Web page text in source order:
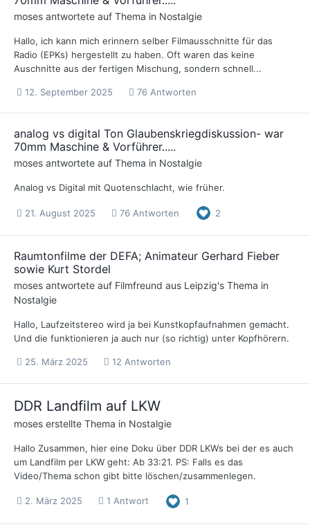
moses antwortete auf Thema in Nostalgie
Hallo, ich kann mich erinnern selber Filmausschnitte für das
Radio (EPKs) hergestellt zu haben. Oft waren das keine
Auschnitte aus der fertigen Mischung, sondern schnell...
12. September 2025 76 Antworten
analog vs digital Ton Glaubenskriegdiskussion- war
70mm Maschine & Vorführer.....
moses antwortete auf Thema in Nostalgie
Analog vs Digital mit Quotenschlacht, wie früher.
21. August 2025 76 Antworten 2
Raumtonfilme der DEFA; Animateur Gerhard Fieber
sowie Kurt Stordel
moses antwortete auf Filmfreund aus Leipzig's Thema in
Nostalgie
Hallo, Laufzeitstereo wird ja bei Kunstkopfaufnahmen gemacht.
Und die funktionieren ja auch nur (so richtig) unter Kopfhörern.
25. März 2025 12 Antworten
DDR Landfilm auf LKW
moses erstellte Thema in Nostalgie
Hallo Zusammen, hier eine Doku über DDR LKWs bei der es auch
um Landfilm per LKW geht: Ab 33:21. PS: Falls es das
Video/Thema schon gibt bitte löschen/zusammenlegen.
2. März 2025 1 Antwort 1